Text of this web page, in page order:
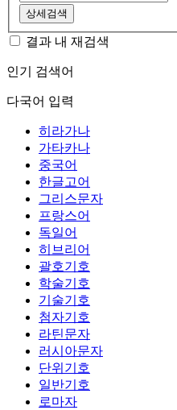
상세검색
결과 내 재검색
인기 검색어
다국어 입력
히라가나
가타카나
중국어
한글고어
그리스문자
프랑스어
독일어
히브리어
괄호기호
학술기호
기술기호
첨자기호
라틴문자
러시아문자
단위기호
일반기호
로마자